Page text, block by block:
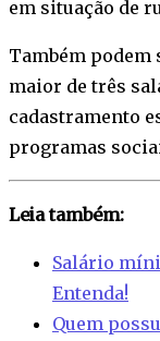
em situação de
Também
maior de três
cadastramento
programas
Leia também:
Salário
Entenda!
Quem